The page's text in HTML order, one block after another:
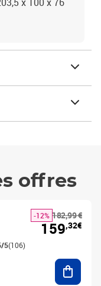
offres
5(106)
182,99 €
-12%
159,32€